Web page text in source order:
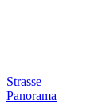
Strasse
Panorama